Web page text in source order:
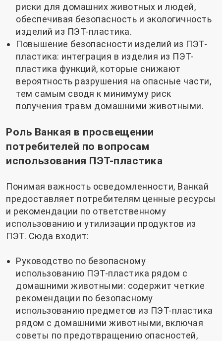
риски для домашних животных и людей,
обеспечивая безопасность и экологичность
изделий из ПЭТ-пластика.
Повышение безопасности изделий из ПЭТ-
пластика: интеграция в изделия из ПЭТ-
пластика функций, которые снижают
вероятность разрушения на опасные части,
тем самым сводя к минимуму риск
получения травм домашними животными.
Роль Ванкая в просвещении
потребителей по вопросам
использования ПЭТ-пластика
Понимая важность осведомленности, Ванкай
предоставляет потребителям ценные ресурсы
и рекомендации по ответственному
использованию и утилизации продуктов из
ПЭТ. Сюда входит:
Руководство по безопасному
использованию ПЭТ-пластика рядом с
домашними животными: содержит четкие
рекомендации по безопасному
использованию предметов из ПЭТ-пластика
рядом с домашними животными, включая
советы по предотвращению опасностей,